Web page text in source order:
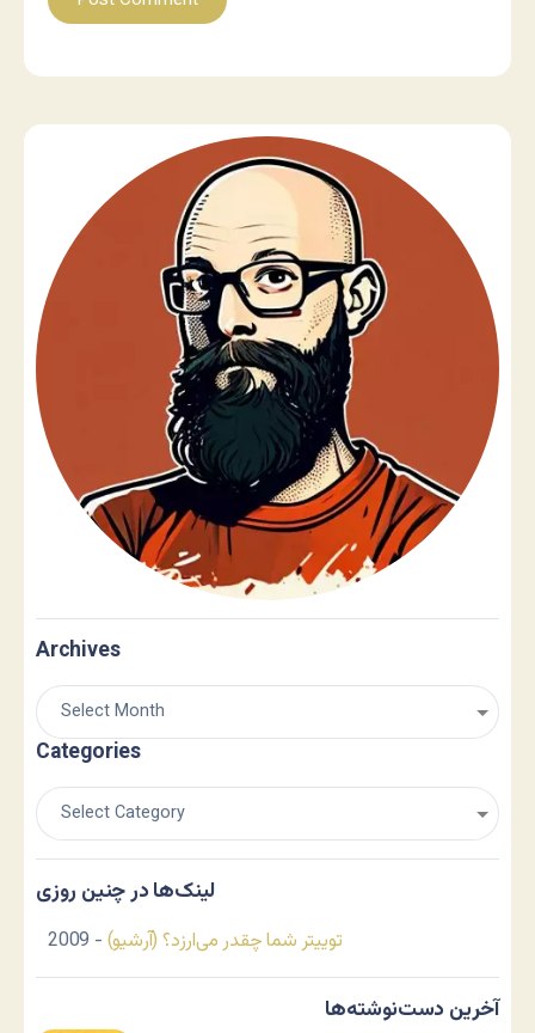
Archives
Categories
لینک‌ها در چنین روزی
توییتر شما چقدر می‌ارزد؟ (آرشیو) - 2009
آخرین دست‌نوشته‌ها